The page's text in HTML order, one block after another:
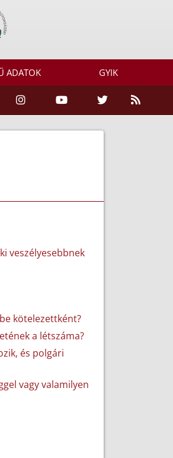
ADATOK GYIK
veszélyesebbnek
kötelezettként?
a létszáma?
és polgári
vagy valamilyen